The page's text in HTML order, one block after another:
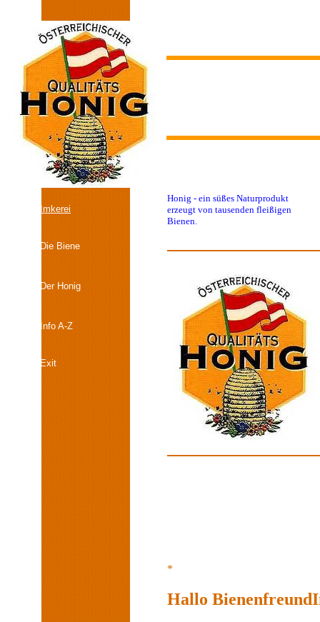
Imkerei
Die Biene
Der Honig
Info A-Z
Exit
Honig - ein süßes Naturprodukt
erzeugt von tausenden fleißigen
Bienen.
*
Hallo